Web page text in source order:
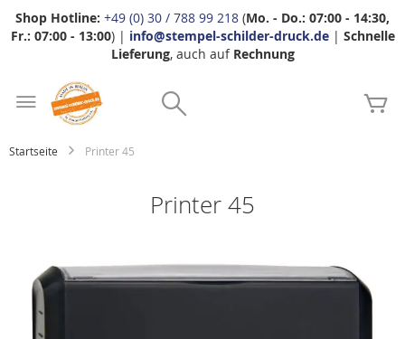
Shop Hotline: +49 (0) 30 / 788 99 218 (Mo. - Do.: 07:00 - 14:30,
Fr.: 07:00 - 13:00) | info@stempel-schilder-druck.de| Schnelle
Lieferung, auch auf Rechnung
Startseite Printer 45
Printer 45
Bildgalerie
springen